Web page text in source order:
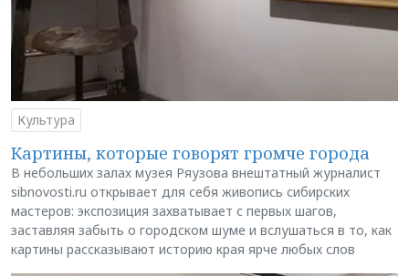
Культура
Картины, которые говорят громче города
В небольших залах музея Ряузова внештатный журналист
sibnovosti.ru открывает для себя живопись сибирских
мастеров: экспозиция захватывает с первых шагов,
заставляя забыть о городском шуме и вслушаться в то, как
картины рассказывают историю края ярче любых слов